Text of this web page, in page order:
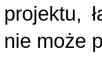
projektu,
nie może